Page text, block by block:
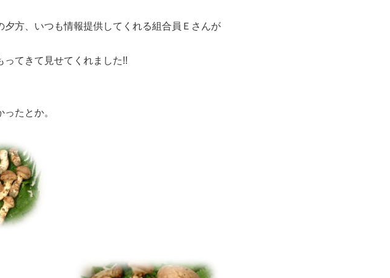
方、いつも情報提供してくれる組合員Ｅさんが
てきて見せてくれました!!
たとか。